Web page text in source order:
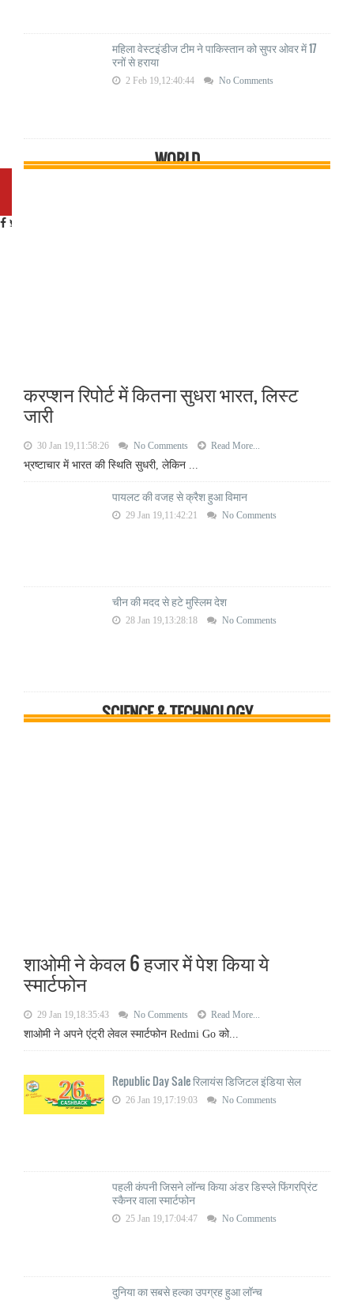
महिला वेस्टइंडीज टीम ने पाकिस्तान को सुपर ओवर में 17
रनों से हराया
2 Feb 19,12:40:44 No Comments
WORLD
करप्शन रिपोर्ट में कितना सुधरा भारत, लिस्ट
जारी
30 Jan 19,11:58:26 No Comments Read More...
भ्रष्टाचार में भारत की स्थिति सुधरी, लेकिन ...
पायलट की वजह से क्रैश हुआ विमान
29 Jan 19,11:42:21 No Comments
चीन की मदद से हटे मुस्लिम देश
28 Jan 19,13:28:18 No Comments
SCIENCE & TECHNOLOGY
शाओमी ने केवल 6 हजार में पेश किया ये
स्मार्टफोन
29 Jan 19,18:35:43 No Comments Read More...
शाओमी ने अपने एंट्री लेवल स्मार्टफोन Redmi Go को...
Republic Day Sale रिलायंस डिजिटल इंडिया सेल
26 Jan 19,17:19:03 No Comments
पहली कंपनी जिसने लॉन्च किया अंडर डिस्प्ले फिंगरप्रिंट
स्कैनर वाला स्मार्टफोन
25 Jan 19,17:04:47 No Comments
दुनिया का सबसे हल्का उपग्रह हुआ लॉन्च